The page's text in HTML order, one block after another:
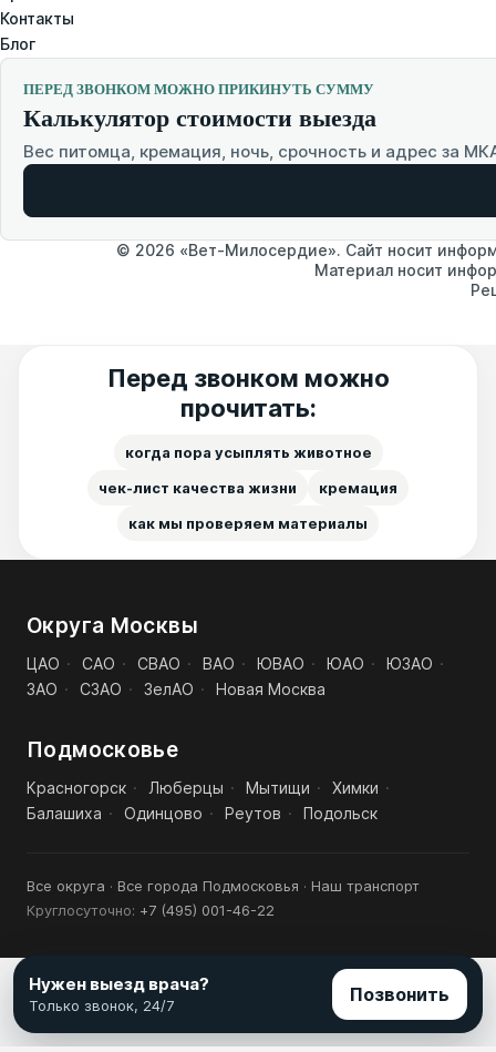
Контакты
Блог
ПЕРЕД ЗВОНКОМ МОЖНО ПРИКИНУТЬ СУММУ
Калькулятор стоимости выезда
Вес питомца, кремация, ночь, срочность и адрес за
© 2026 «Вет-Милосердие». Сайт носит
Материал носит
Перед звонком можно
прочитать:
когда пора усыплять животное
чек-лист качества жизни
кремация
как мы проверяем материалы
Нужен выезд врача?
Только звонок, 24/7 Позвонить
Округа Москвы
ЦАО · САО · СВАО · ВАО · ЮВАО · ЮАО · ЮЗАО ·
ЗАО · СЗАО · ЗелАО · Новая Москва
Подмосковье
Красногорск · Люберцы · Мытищи · Химки ·
Балашиха · Одинцово · Реутов · Подольск
Все округа · Все города Подмосковья · Наш транспорт
Круглосуточно: +7 (495) 001-46-22